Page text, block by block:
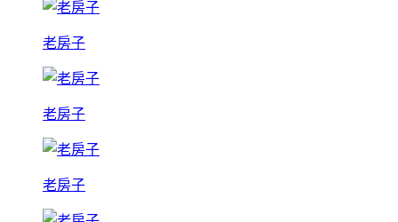
老房子
老房子
老房子